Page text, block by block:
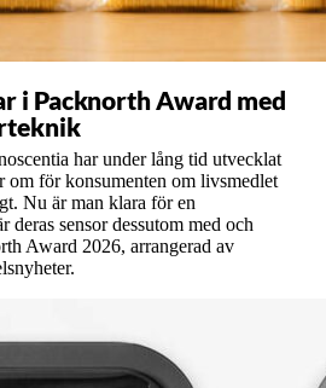
i Packnorth Award med
har under lång tid utvecklat
om för konsumenten om livsmedlet
Nu är man klara för en
deras sensor dessutom med och
Award 2026, arrangerad av